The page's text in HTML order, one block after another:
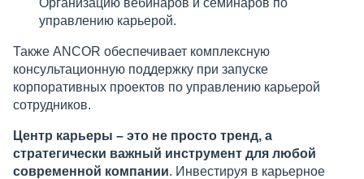
управлению карьерой.
Также ANCOR обеспечивает комплексную
консультационную поддержку при запуске
корпоративных проектов по управлению карьерой
сотрудников.
Центр карьеры – это не просто тренд, а
стратегически важный инструмент для любой
современной компании. Инвестируя в карьерное